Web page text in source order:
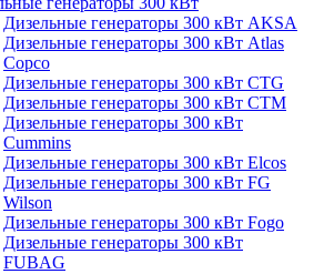
Дизельные генераторы 300 кВт AKSA
Дизельные генераторы 300 кВт Atlas
Copco
Дизельные генераторы 300 кВт CTG
Дизельные генераторы 300 кВт CTM
Дизельные генераторы 300 кВт
Cummins
Дизельные генераторы 300 кВт Elcos
Дизельные генераторы 300 кВт FG
Wilson
Дизельные генераторы 300 кВт Fogo
Дизельные генераторы 300 кВт
FUBAG